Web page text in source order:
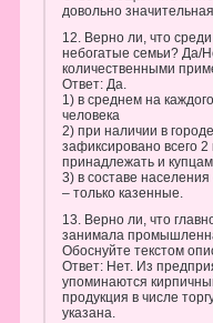
довольно
12. Верно ли, что
небогатые семьи? Да/
количественными
Ответ: Да.
1) в среднем на
человека
2) при наличии в
зафиксировано всего
принадлежать и
3) в составе
– только казенные.
13. Верно ли, что
занимала
Обоснуйте текстом
Ответ: Нет. Из
упоминаются
продукция в числе
указана.